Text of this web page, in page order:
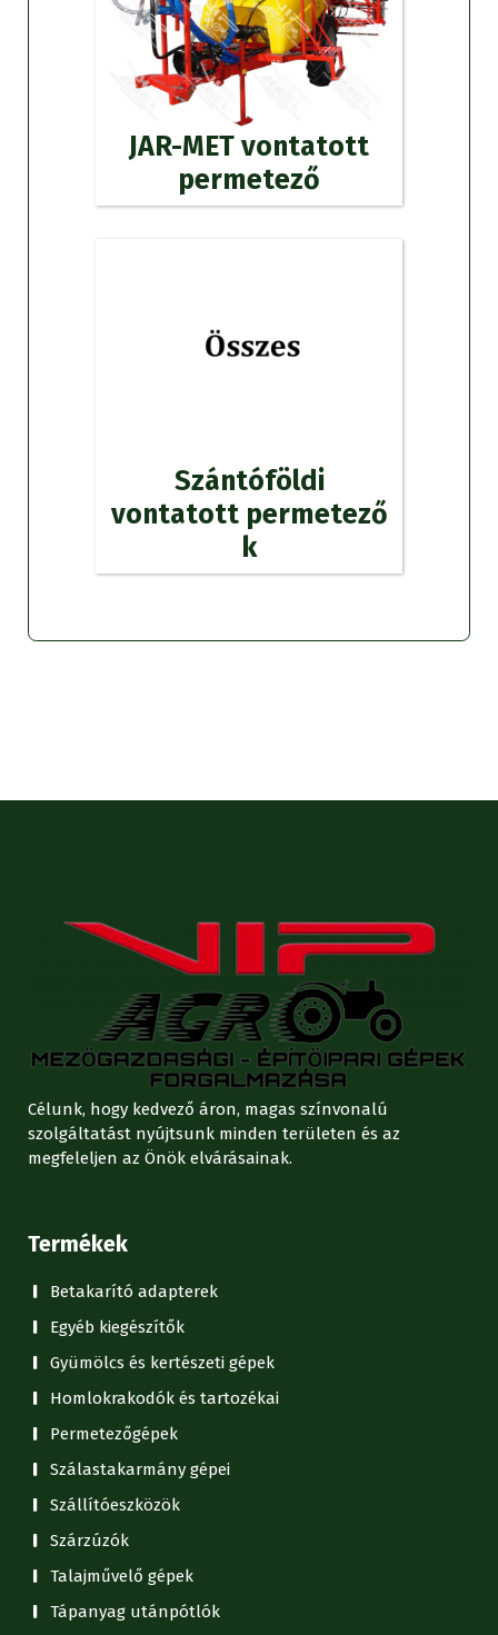
JAR-MET vontatott
permetező
Szántóföldi
vontatott permetező
k
Célunk, hogy kedvező áron, magas színvonalú
szolgáltatást nyújtsunk minden területen és az
megfeleljen az Önök elvárásainak.
Termékek
Betakarító adapterek
Egyéb kiegészítők
Gyümölcs és kertészeti gépek
Homlokrakodók és tartozékai
Permetezőgépek
Szálastakarmány gépei
Szállítóeszközök
Szárzúzók
Talajművelő gépek
Tápanyag utánpótlók